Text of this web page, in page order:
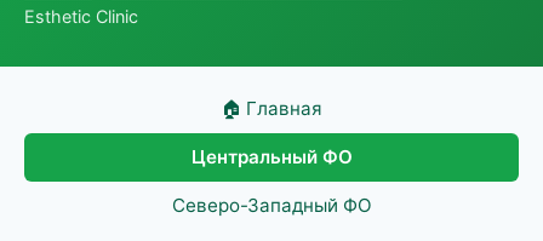
Esthetic Clinic
🏠 Главная
Центральный ФО
Северо-Западный ФО